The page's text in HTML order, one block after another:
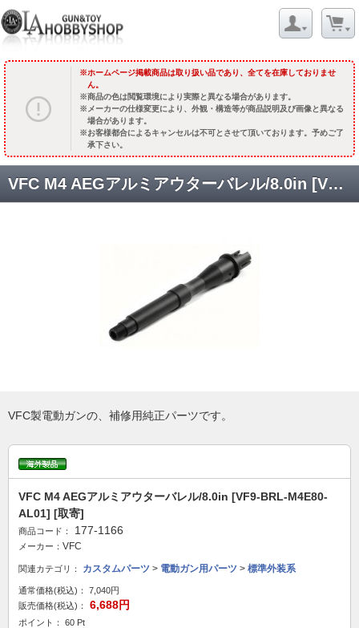
ホームページ掲載商品は取り扱い品であり、全てを在庫しておりませ
ん。
商品の色は閲覧環境により実際と異なる場合があります。
メーカーの仕様変更により、外観・構造等が商品説明及び画像と異なる
場合があります。
お客様都合によるキャンセルは不可とさせて頂いております。予めご了
承下さい。
VFC M4 AEGアルミアウターバレル/8.0in [VF9-BRL-M4E80-AL01] [取寄]
VFC製電動ガンの、補修用純正パーツです。
VFC M4 AEGアルミアウターバレル/8.0in [VF9-BRL-M4E80-
AL01] [取寄]
商品コード： 177-1166
メーカー： VFC
関連カテゴリ： カスタムパーツ > 電動ガン用パーツ > 標準外装系
通常価格(税込)：
7,040円
販売価格(税込)：
6,688円
ポイント： 60 Pt